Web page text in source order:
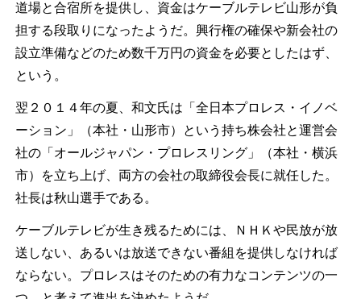
道場と合宿所を提供し、資金はケーブルテレビ山形が負
担する段取りになったようだ。興行権の確保や新会社の
設立準備などのため数千万円の資金を必要としたはず、
という。
翌２０１４年の夏、和文氏は「全日本プロレス・イノベ
ーション」（本社・山形市）という持ち株会社と運営会
社の「オールジャパン・プロレスリング」（本社・横浜
市）を立ち上げ、両方の会社の取締役会長に就任した。
社長は秋山選手である。
ケーブルテレビが生き残るためには、ＮＨＫや民放が放
送しない、あるいは放送できない番組を提供しなければ
ならない。プロレスはそのための有力なコンテンツの一